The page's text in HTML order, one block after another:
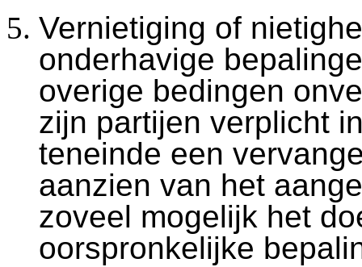
Vernietiging of
onderhavige
overige bedingen
zijn partijen verplicht
teneinde een
aanzien van het
zoveel mogelijk het
oorspronkelijke